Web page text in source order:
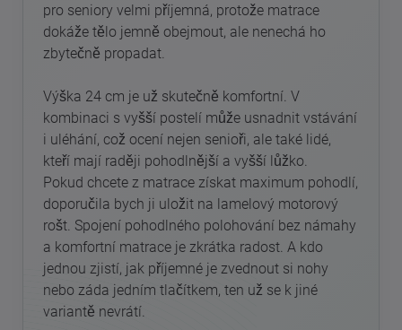
pro seniory velmi příjemná, protože matrace
dokáže tělo jemně obejmout, ale nenechá ho
zbytečně propadat.
Výška 24 cm je už skutečně komfortní. V
kombinaci s vyšší postelí může usnadnit vstávání
i uléhání, což ocení nejen senioři, ale také lidé,
kteří mají raději pohodlnější a vyšší lůžko.
Pokud chcete z matrace získat maximum pohodlí,
doporučila bych ji uložit na lamelový motorový
rošt. Spojení pohodlného polohování bez námahy
a komfortní matrace je zkrátka radost. A kdo
jednou zjistí, jak příjemné je zvednout si nohy
nebo záda jedním tlačítkem, ten už se k jiné
variantě nevrátí.